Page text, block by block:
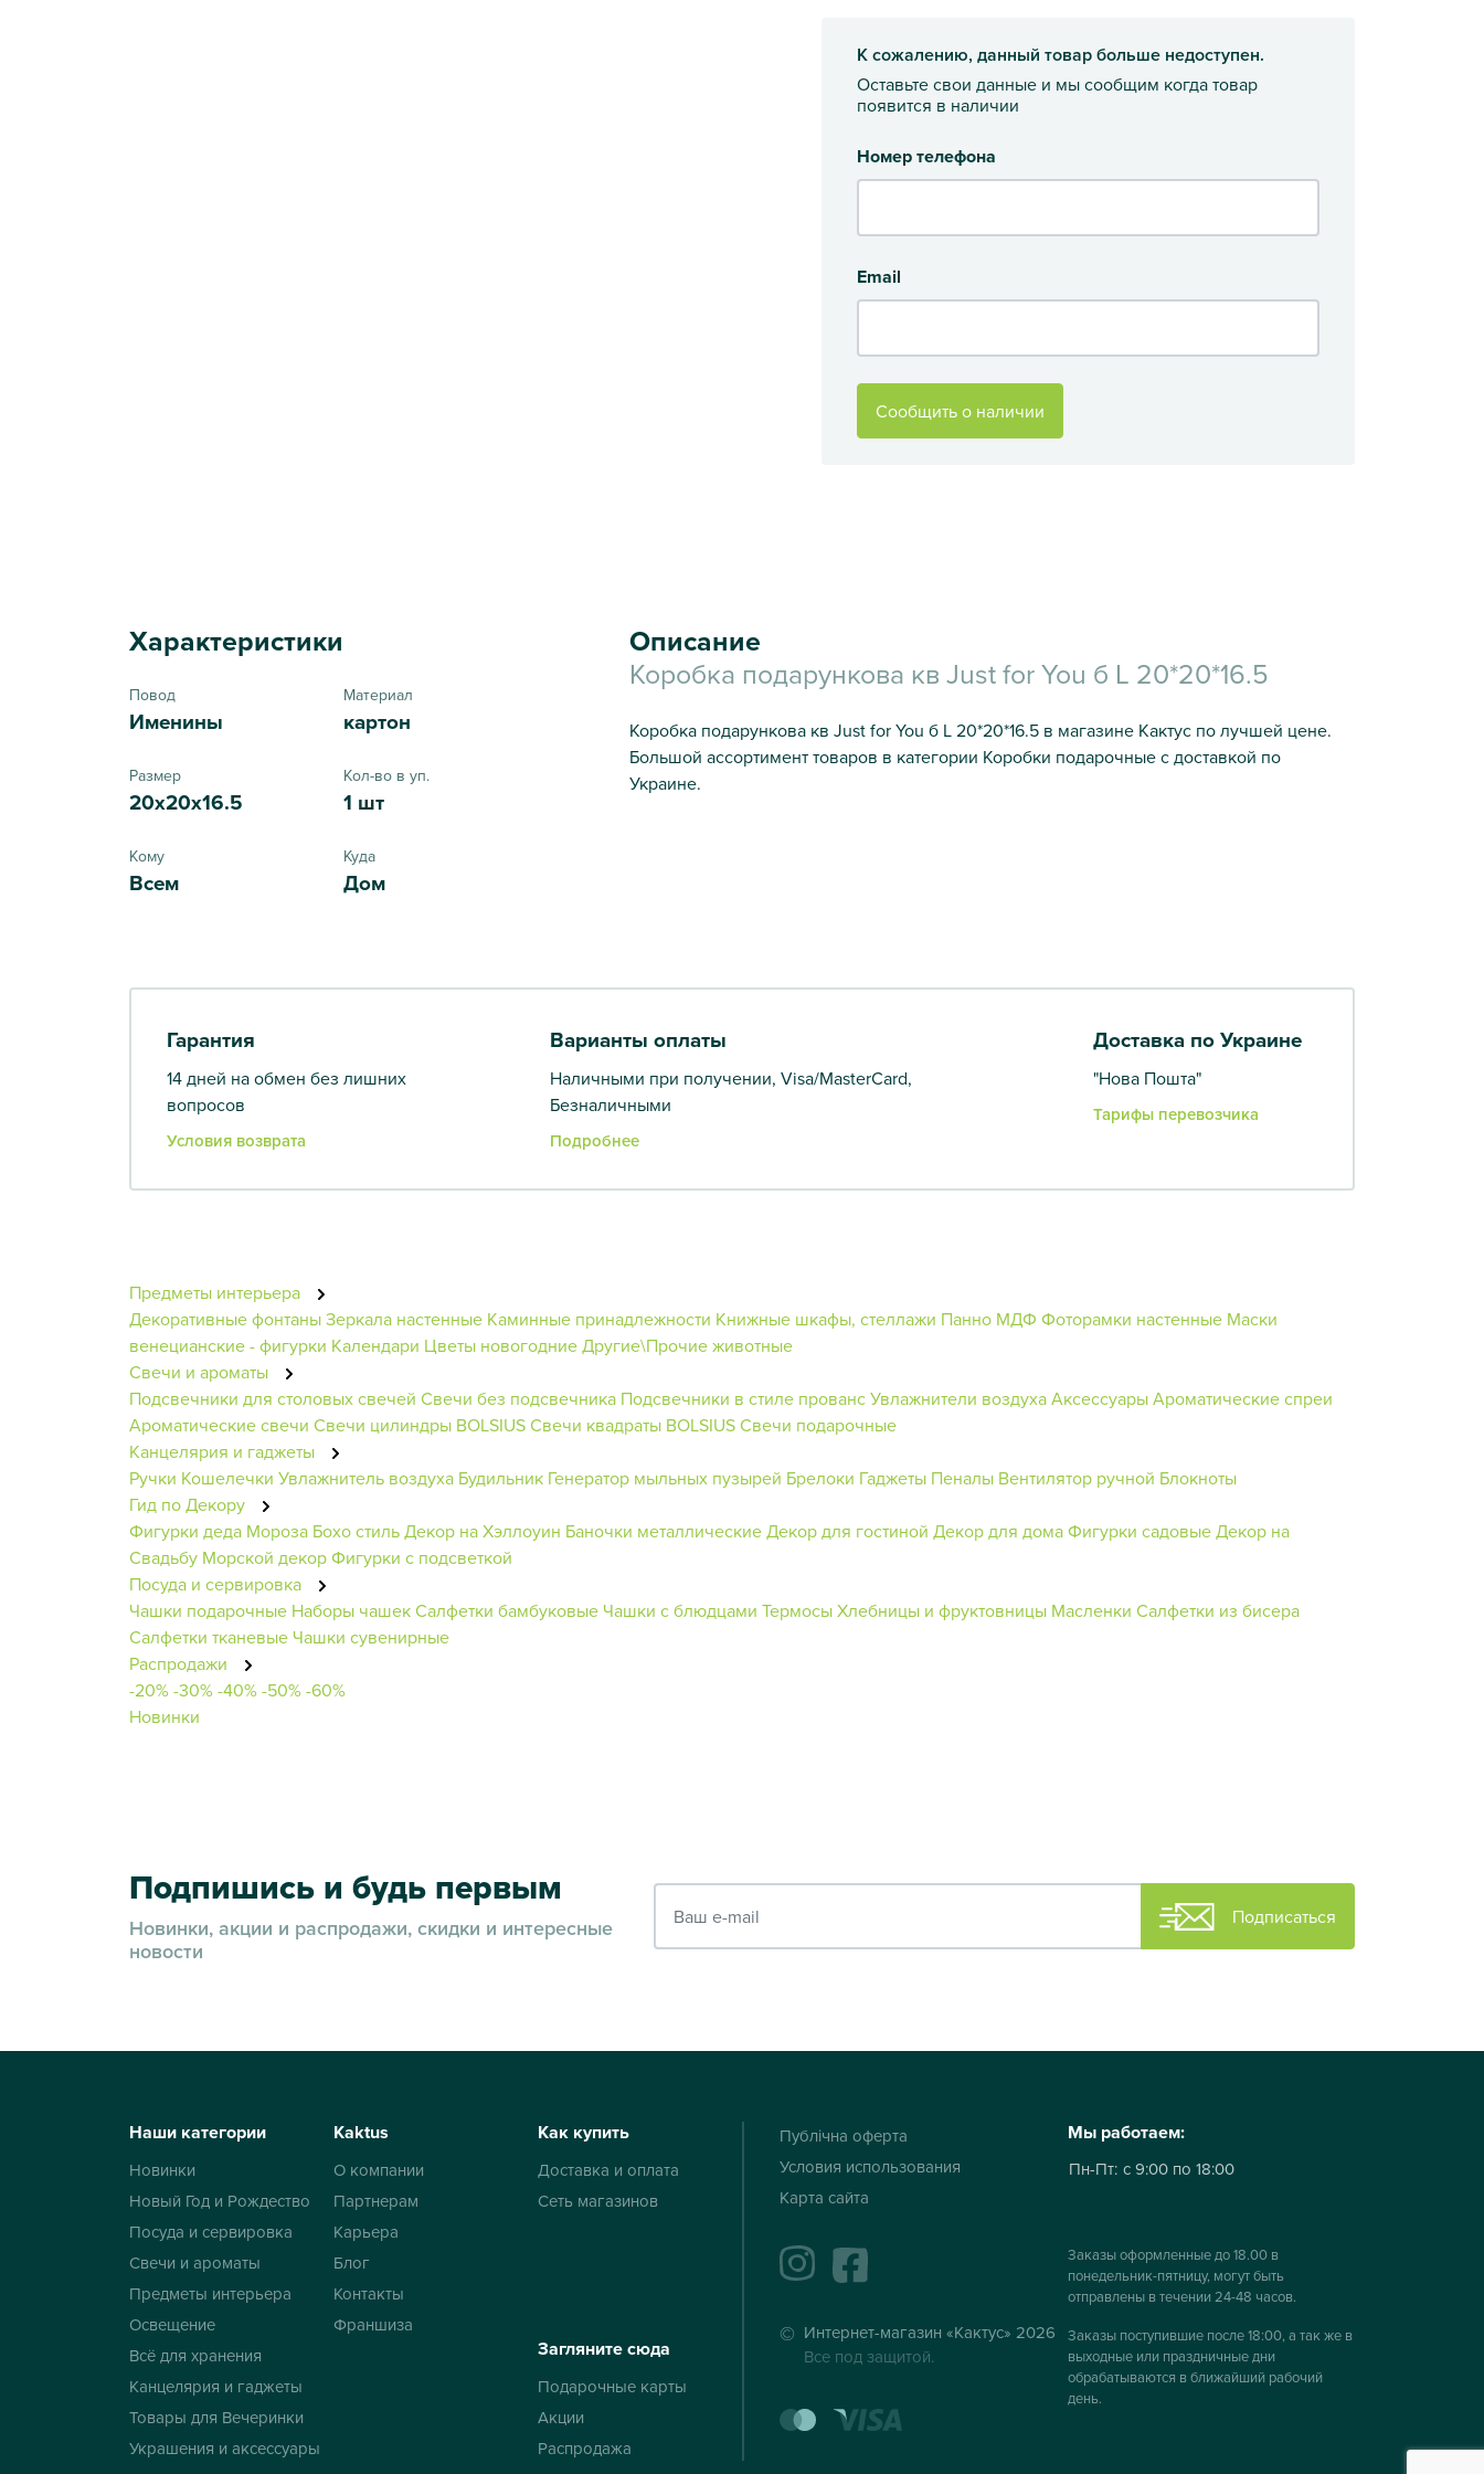
К сожалению, данный товар больше недоступен.
Оставьте свои данные и мы сообщим когда товар
появится в наличии
Номер телефона
Email
Сообщить о наличии
Характеристики
Повод
Именины
Материал
картон
Размер
20x20x16.5
Кол-во в уп.
1 шт
Кому
Всем
Куда
Дом
Описание
Коробка подарункова кв Just for You б L 20*20*16.5
Коробка подарункова кв Just for You б L 20*20*16.5 в магазине Кактус по лучшей цене.
Большой ассортимент товаров в категории Коробки подарочные с доставкой по
Украине.
Гарантия
14 дней на обмен без лишних
вопросов
Условия возврата
Варианты оплаты
Наличными при получении, Visa/MasterCard,
Безналичными
Подробнее
Доставка по Украине
"Нова Пошта"
Тарифы перевозчика
Предметы интерьера
Декоративные фонтаныЗеркала настенные Каминные принадлежности Книжные шкафы, стеллажи Панно МДФ Фоторамки настенные Маски
венецианские - фигурки Календари Цветы новогодниеДругие\Прочие животные
Свечи и ароматы
Подсвечники для столовых свечей Свечи без подсвечника Подсвечники в стиле провансУвлажнители воздухаАксессуарыАроматические спреи
Ароматические свечи Свечи цилиндры BOLSIUSСвечи квадраты BOLSIUSСвечи подарочные
Канцелярия и гаджеты
Ручки Кошелечки Увлажнитель воздуха Будильник Генератор мыльных пузырей Брелоки Гаджеты Пеналы Вентилятор ручной Блокноты
Гид по Декору
Фигурки деда Мороза Бохо стильДекор на Хэллоуин Баночки металлическиеДекор для гостиной Декор для домаФигурки садовыеДекор на
Свадьбу Морской декорФигурки с подсветкой
Посуда и сервировка
Чашки подарочные Наборы чашекСалфетки бамбуковые Чашки с блюдцами ТермосыХлебницы и фруктовницы Масленки Салфетки из бисера
Салфетки тканевые Чашки сувенирные
Распродажи
-20%-30%-40%-50%-60%
Новинки
Подпишись и будь первым
Новинки, акции и распродажи, скидки и интересные
новости
Подписаться
Наши категории
Новинки
Новый Год и Рождество
Посуда и сервировка
Свечи и ароматы
Предметы интерьера
Освещение
Всё для хранения
Канцелярия и гаджеты
Товары для Вечеринки
Украшения и аксессуары
Kaktus
О компании
Партнерам
Карьера
Блог
Контакты
Франшиза
Как купить
Доставка и оплата
Сеть магазинов
Загляните сюда
Подарочные карты
Акции
Распродажа
Публічна оферта
Условия использования
Карта сайта
instagramfacebook
Интернет-магазин «Кактус» 2026
Все под защитой.
mastercard
Мы работаем:
Пн-Пт: с 9:00 по 18:00
Заказы оформленные до 18.00 в
понедельник-пятницу, могут быть
отправлены в течении 24-48 часов.
Заказы поступившие после 18:00, а так же в
выходные или праздничные дни
обрабатываются в ближайший рабочий
день.